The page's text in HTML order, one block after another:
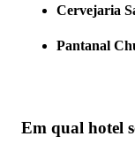
Cervejaria
Pantanal
Em qual hotel